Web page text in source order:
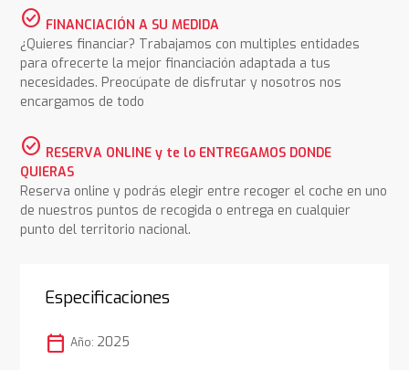
check_circle FINANCIACIÓN A SU MEDIDA
¿Quieres financiar? Trabajamos con multiples entidades
para ofrecerte la mejor financiación adaptada a tus
necesidades. Preocúpate de disfrutar y nosotros nos
encargamos de todo
check_circle RESERVA ONLINE y te lo ENTREGAMOS DONDE
QUIERAS
Reserva online y podrás elegir entre recoger el coche en uno
de nuestros puntos de recogida o entrega en cualquier
punto del territorio nacional.
Especificaciones
calendar_today Año: 2025